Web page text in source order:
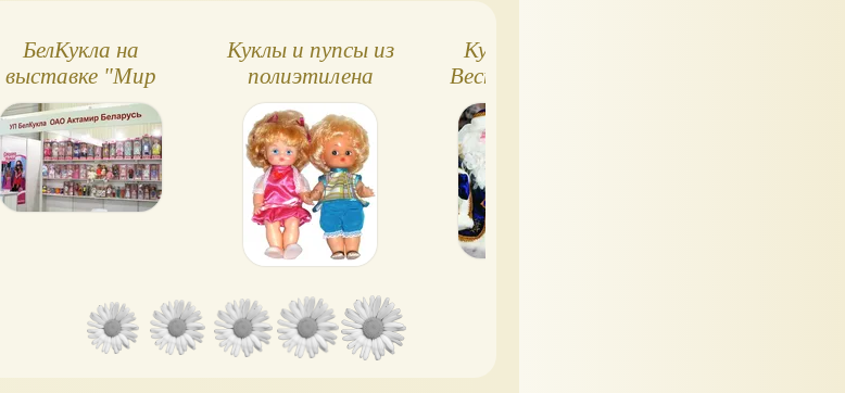
БелКукла на
выставке "Мир
детства" 2024 -
фото! Борис и не
только
Куклы и пупсы из
полиэтилена
Куклы фабрики
Весна: уменьшить
количество
озвученных кукол.